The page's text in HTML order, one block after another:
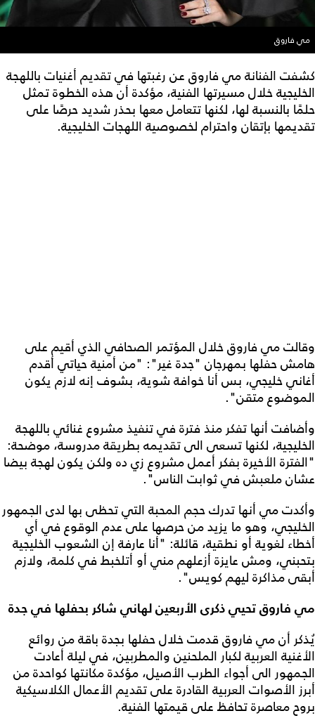
مي فاروق
كشفت الفنانة مي فاروق عن رغبتها في تقديم أغنيات باللهجة
الخليجية خلال مسيرتها الفنية، مؤكدة أن هذه الخطوة تمثل
حلمًا بالنسبة لها، لكنها تتعامل معها بحذر شديد حرصًا على
تقديمها بإتقان واحترام لخصوصية اللهجات الخليجية.
وقالت مي فاروق خلال المؤتمر الصحافي الذي أقيم على
هامش حفلها بمهرجان "جدة غير": "من أمنية حياتي أقدم
أغاني خليجي، بس أنا خوافة شوية، بشوف إنه لازم يكون
الموضوع متقن".
وأضافت أنها تفكر منذ فترة في تنفيذ مشروع غنائي باللهجة
الخليجية، لكنها تسعى الى تقديمه بطريقة مدروسة، موضحة:
"الفترة الأخيرة بفكر أعمل مشروع زي ده ولكن يكون لهجة بيضا
عشان ملعبش في ثوابت الناس".
وأكدت مي أنها تدرك حجم المحبة التي تحظى بها لدى الجمهور
الخليجي، وهو ما يزيد من حرصها على عدم الوقوع في أي
أخطاء لغوية أو نطقية، قائلة: "أنا عارفة إن الشعوب الخليجية
بتحبني، ومش عايزة أزعلهم مني أو أتلخبط في كلمة، ولازم
أبقى مذاكرة ليهم كويس".
مي فاروق تحيي ذكرى الأربعين لهاني شاكر بحفلها في جدة
يُذكر أن مي فاروق قدمت خلال حفلها بجدة باقة من روائع
الأغنية العربية لكبار الملحنين والمطربين، في ليلة أعادت
الجمهور الى أجواء الطرب الأصيل، مؤكدة مكانتها كواحدة من
أبرز الأصوات العربية القادرة على تقديم الأعمال الكلاسيكية
بروح معاصرة تحافظ على قيمتها الفنية.